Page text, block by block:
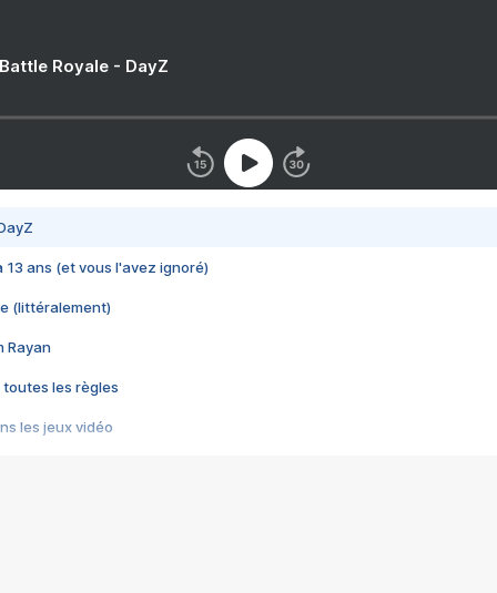
Royale - DayZ
13 ans (et vous l'avez ignoré)
(littéralement)
Rayan
toutes les règles
les jeux vidéo